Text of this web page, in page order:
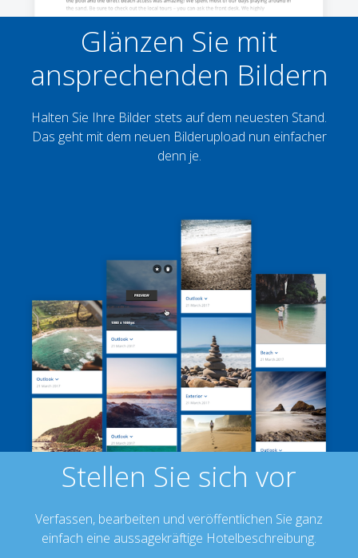
Glänzen Sie mit
ansprechenden Bildern
Halten Sie Ihre Bilder stets auf dem neuesten Stand.
Das geht mit dem neuen Bilderupload nun einfacher
denn je.
Stellen Sie sich vor
Verfassen, bearbeiten und veröffentlichen Sie ganz
einfach eine aussagekräftige Hotelbeschreibung.